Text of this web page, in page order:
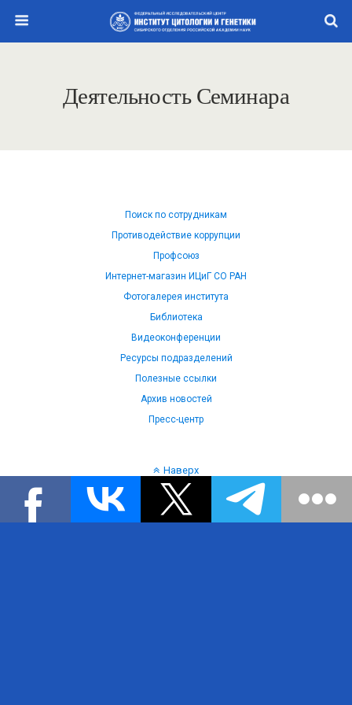
Деятельность Семинара
Поиск по сотрудникам
Противодействие коррупции
Профсоюз
Интернет-магазин ИЦиГ СО РАН
Фотогалерея института
Библиотека
Видеоконференции
Ресурсы подразделений
Полезные ссылки
Архив новостей
Пресс-центр
Наверх